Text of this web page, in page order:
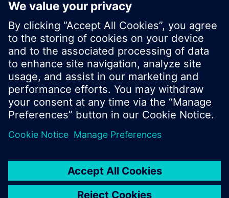
Zdieľať túto stránku:
© Siemens Switzerland Ltd. 2016
rôznych krajinách.